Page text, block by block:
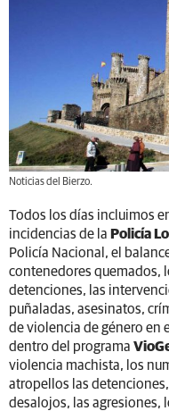
Noticias del Bierzo.
Todos los días incluimos
incidencias de la Policía
Policía Nacional, el
contenedores quemados,
detenciones, las
puñaladas, asesinatos,
de violencia de género en
dentro del programa
violencia machista, los
atropellos las
desalojos, las agresiones,